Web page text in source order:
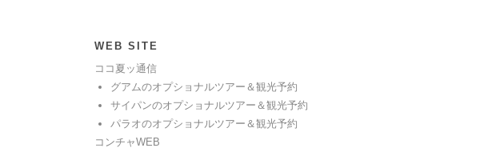
WEB SITE
ココ夏ッ通信
グアムのオプショナルツアー＆観光予約
サイパンのオプショナルツアー＆観光予約
パラオのオプショナルツアー＆観光予約
コンチャWEB